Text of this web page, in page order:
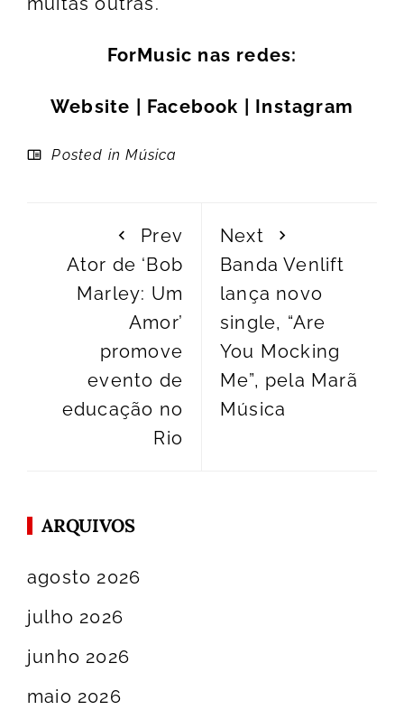
ForMusic nas redes:
Website Facebook Instagram
Posted inMúsica
Prev
Ator de ‘Bob
Marley: Um
Amor’
promove
evento de
educação no
Rio
Next
Banda Venlift
lança novo
single, “Are
You Mocking
Me”, pela Marã
Música
ARQUIVOS
agosto 2026
julho 2026
junho 2026
maio 2026